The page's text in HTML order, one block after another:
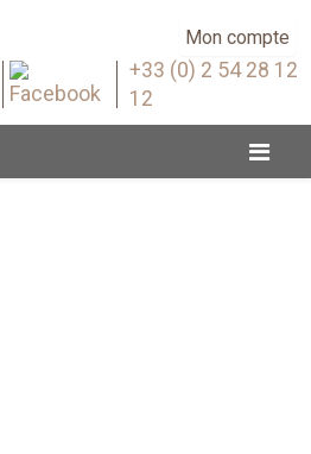
Mon compte
+33 (0) 2 54 28 12
12